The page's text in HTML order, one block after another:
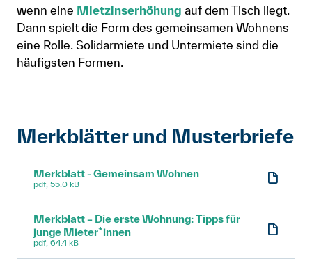
wenn eine Mietzinserhöhung auf dem Tisch liegt.
Dann spielt die Form des gemeinsamen Wohnens
eine Rolle. Solidarmiete und Untermiete sind die
häufigsten Formen.
Merkblätter und Musterbriefe
Merkblatt - Gemeinsam Wohnen
pdf, 55.0 kB
Merkblatt – Die erste Wohnung: Tipps für
junge Mieter*innen
pdf, 64.4 kB